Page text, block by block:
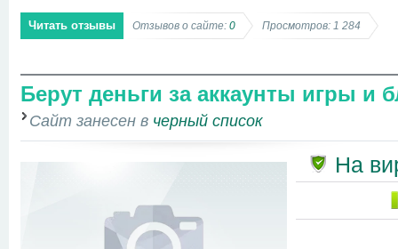
Читать отзывы Отзывов о сайте: 0 Просмотров: 1 284
Берут деньги за аккаунты игры и
Сайт занесен в черный список
На